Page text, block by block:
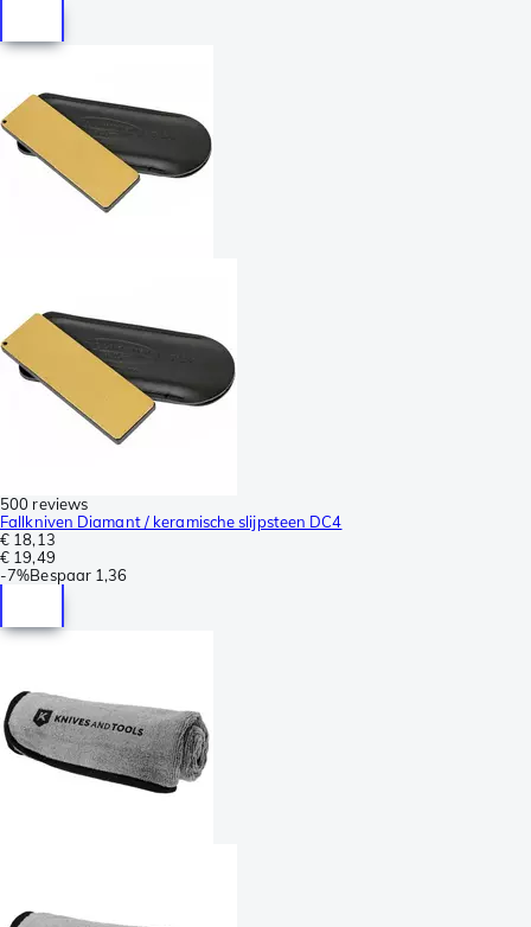
500 reviews
Fallkniven Diamant / keramische slijpsteen DC4
€ 18,13
€ 19,49
-7%Bespaar 1,36